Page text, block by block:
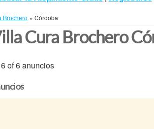
Brochero » Córdoba
Cura Brochero
of 6 anuncios